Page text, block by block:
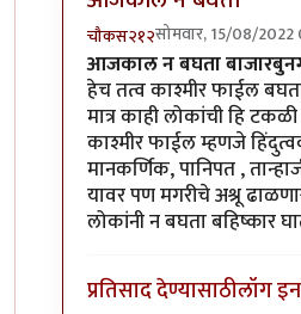
चौकस२१२सोमवार, 15/08/2022
In reply toधन्यवाद...
आजकाल न बघता
हेच तत्व काश्मीर फाईल
मात्र काही लोकांची हि
काश्मीर फाईल म्हणजे
मानकर्णिक, पानिपत ,
यावर पण मगरीचे अश्रू
लोकांनी न बघता बहिष्कार
प्रतिसाद देण्यासाठीलॉग